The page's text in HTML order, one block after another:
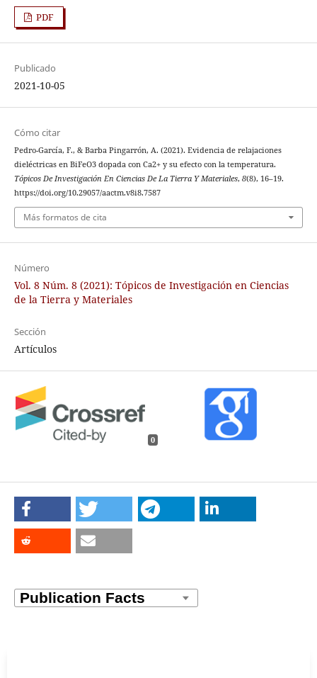
PDF
Publicado
2021-10-05
Cómo citar
Pedro-García, F., & Barba Pingarrón, A. (2021). Evidencia de relajaciones
dieléctricas en BiFeO3 dopada con Ca2+ y su efecto con la temperatura.
Tópicos De Investigación En Ciencias De La Tierra Y Materiales, 8(8), 16–19.
https://doi.org/10.29057/aactm.v8i8.7587
Más formatos de cita
Número
Vol. 8 Núm. 8 (2021): Tópicos de Investigación en Ciencias
de la Tierra y Materiales
Sección
Artículos
0